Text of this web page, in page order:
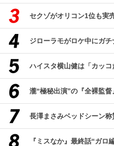
セクゾがオリコン1位も
ジローラモがロケ中にガチ
ハイスタ横山健は「カッコ
瀧“極秘出演”の『全裸監督
長澤まさみベッドシーン称
『ミスなか』最終話“ガロ